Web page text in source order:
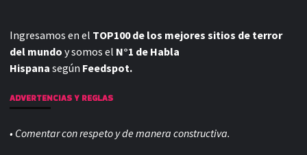
Ingresamos en el TOP100 de los mejores sitios de terror
del mundo y somos el N°1 de Habla
Hispana según Feedspot.
ADVERTENCIAS Y REGLAS
• Comentar con respeto y de manera constructiva.